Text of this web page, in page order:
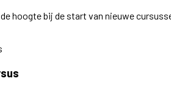
hoogte bij de start van nieuwe